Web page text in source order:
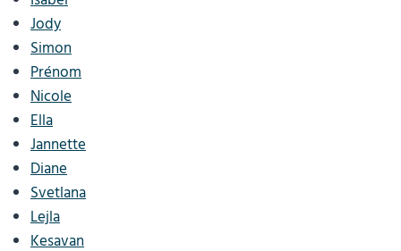
Jody
Simon
Prénom
Nicole
Ella
Jannette
Diane
Svetlana
Lejla
Kesavan